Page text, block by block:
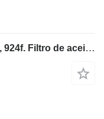
Caterpillar Volvo 120h, 950g, 966g, 924f. Filtro de aceite P551807, 1r1807, 798304 para motoniveladora